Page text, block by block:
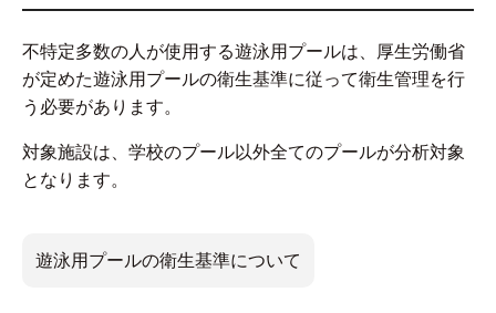
不特定多数の人が使用する遊泳用プールは、厚生労働省
が定めた遊泳用プールの衛生基準に従って衛生管理を行
う必要があります。
対象施設は、学校のプール以外全てのプールが分析対象
となります。
遊泳用プールの衛生基準について